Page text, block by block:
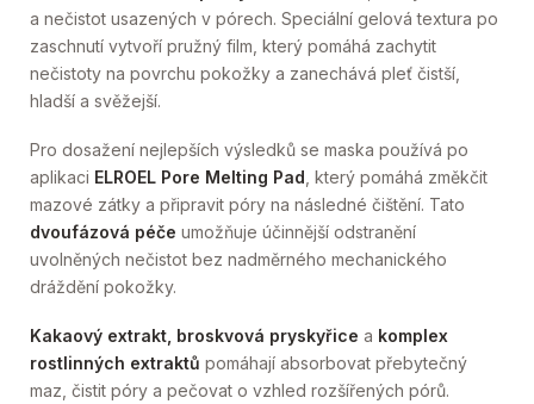
a nečistot usazených v pórech. Speciální gelová textura po
zaschnutí vytvoří pružný film, který pomáhá zachytit
nečistoty na povrchu pokožky a zanechává pleť čistší,
hladší a svěžejší.
Pro dosažení nejlepších výsledků se maska používá po
aplikaci ELROEL Pore Melting Pad , který pomáhá změkčit
mazové zátky a připravit póry na následné čištění. Tato
dvoufázová péče umožňuje účinnější odstranění
uvolněných nečistot bez nadměrného mechanického
dráždění pokožky.
Kakaový extrakt, broskvová pryskyřice a komplex
rostlinných extraktů pomáhají absorbovat přebytečný
maz, čistit póry a pečovat o vzhled rozšířených pórů.